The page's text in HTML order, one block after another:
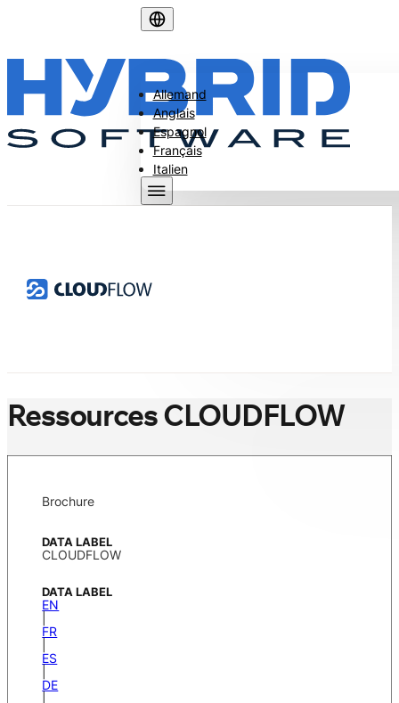
Allemand
Anglais
Espagnol
Français
Italien
Ressources CLOUDFLOW
Brochure
CLOUDFLOW
EN
FR
ES
DE